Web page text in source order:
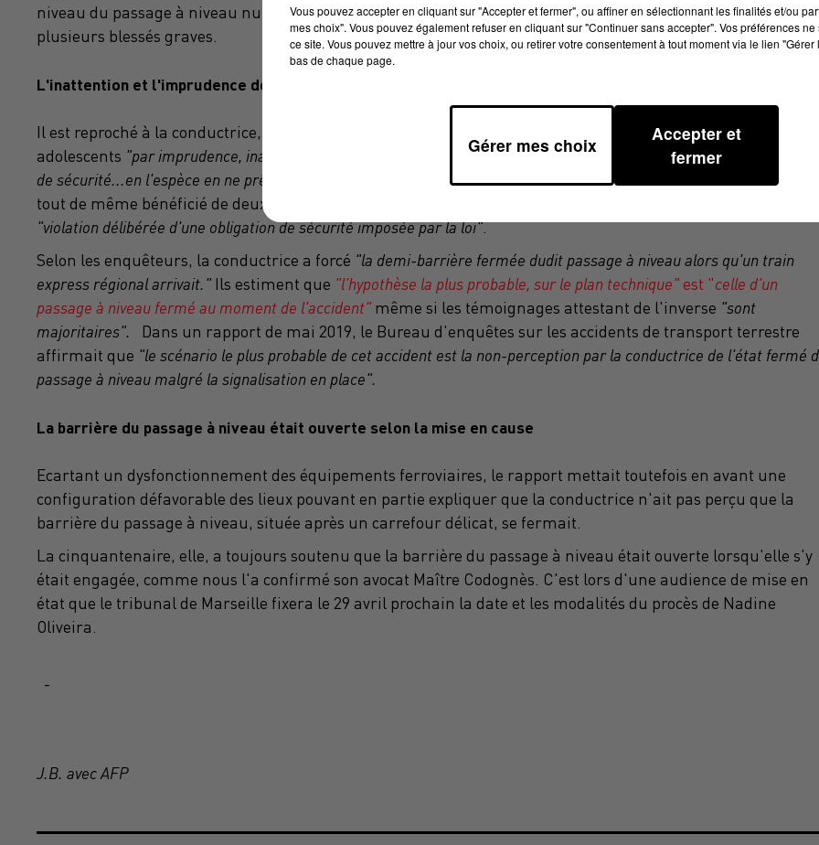
niveau du passage à niveau numéro 25. Un accident dramatique qui avait coûté la vie à six collégiens et fait
plusieurs blessés graves.
L'inattention et l'imprudence de la conductrice relevées
Il est reproché à la conductrice, Nadine Oliveira, 52 ans, d'avoir causé "involontairement"la mort de ces six
adolescents "par imprudence, inattention, maladresse, négligence ou manquement à une obligation de prudence, ou
de sécurité...en l'espèce en ne prêtant pas attention au caractère fermé du passage à niveau"
, précise l'AFP. Elle a
tout de même bénéficié de deux non-lieux concernant les chefs de
"violation délibérée d'une obligation de sécurité imposée par la loi".
Selon les enquêteurs, la conductrice a forcé "la demi-barrière fermée dudit passage à niveau alors qu'un train
express régional arrivait." Ils estiment que "l'hypothèse la plus probable, sur le plan technique" est "celle d'un
passage à niveau fermé au moment de l'accident" même si les témoignages attestant de l'inverse "sont
majoritaires".
Dans un rapport de mai 2019, le Bureau d'enquêtes sur les accidents de transport terrestre
affirmait que "le scénario le plus probable de cetaccident est la non-perception par la conductrice de l'état fermé
passage à niveau malgré la signalisation en place".
La barrière du passage à niveau était ouverte selon la mise en cause
Ecartant un dysfonctionnement des équipements ferroviaires, le rapport mettait toutefois en avant une
configuration défavorable des lieux pouvant en partie expliquer que la conductrice n'ait pas perçu que la
barrière du passage à niveau, située après un carrefour délicat, se fermait.
La cinquantenaire, elle, a toujours soutenu que la barrière du passage à niveau était ouverte lorsqu'elle s'y
était engagée, comme nous l'a confirmé son avocat Maître Codognès. C'est lors d'une audience de mise en
état que le tribunal de Marseille fixera le 29 avril prochain la date et les modalités du procès de Nadine
Oliveira.
-
J.B. avec AFP
Vous pouvez accepter en cliquant sur "Accepter et fermer", ou affiner en sélectionnant les finalités et/ou
mes choix". Vous pouvez également refuser en cliquant sur "Continuer sans accepter". Vos préférences
ce site. Vous pouvez mettre à jour vos choix, ou retirer votre consentement à tout moment via le lien
bas de chaque page.
Gérer mes choix
Accepter et
fermer